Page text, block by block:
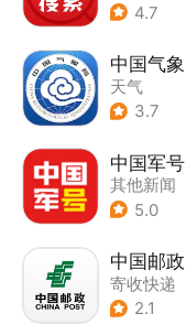
4.7
中国气象
天气
3.7
中国军号
其他新闻
5.0
中国邮政
寄收快递
2.1